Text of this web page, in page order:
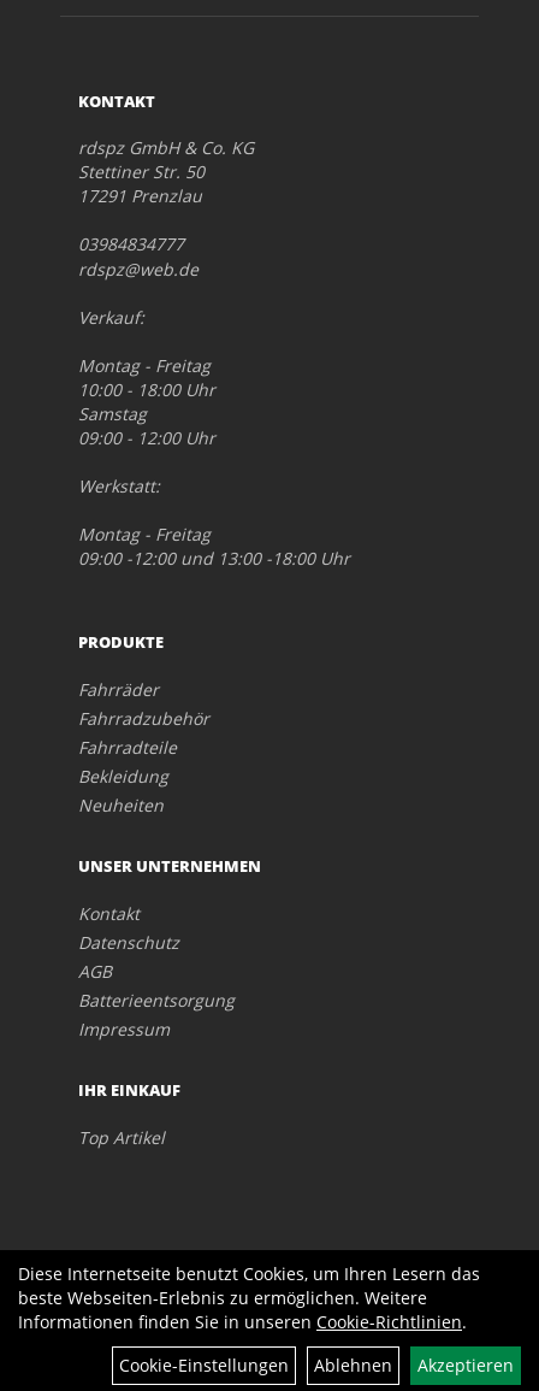
KONTAKT
rdspz GmbH & Co. KG
Stettiner Str. 50
17291 Prenzlau
03984834777
rdspz@web.de
Verkauf:
Montag - Freitag
10:00 - 18:00 Uhr
Samstag
09:00 - 12:00 Uhr
Werkstatt:
Montag - Freitag
09:00 -12:00 und 13:00 -18:00 Uhr
PRODUKTE
Fahrräder
Fahrradzubehör
Fahrradteile
Bekleidung
Neuheiten
UNSER UNTERNEHMEN
Kontakt
Datenschutz
AGB
Batterieentsorgung
Impressum
IHR EINKAUF
Top Artikel
Diese Internetseite benutzt Cookies, um Ihren Lesern das
beste Webseiten-Erlebnis zu ermöglichen. Weitere
Informationen finden Sie in unseren Cookie-Richtlinien.
Cookie-Einstellungen
Ablehnen Akzeptieren